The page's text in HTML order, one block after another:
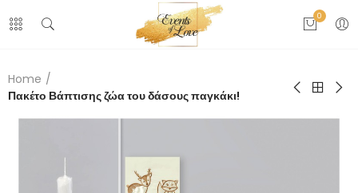
0
Home
Πακέτο Βάπτισης ζώα του δάσους παγκάκι!